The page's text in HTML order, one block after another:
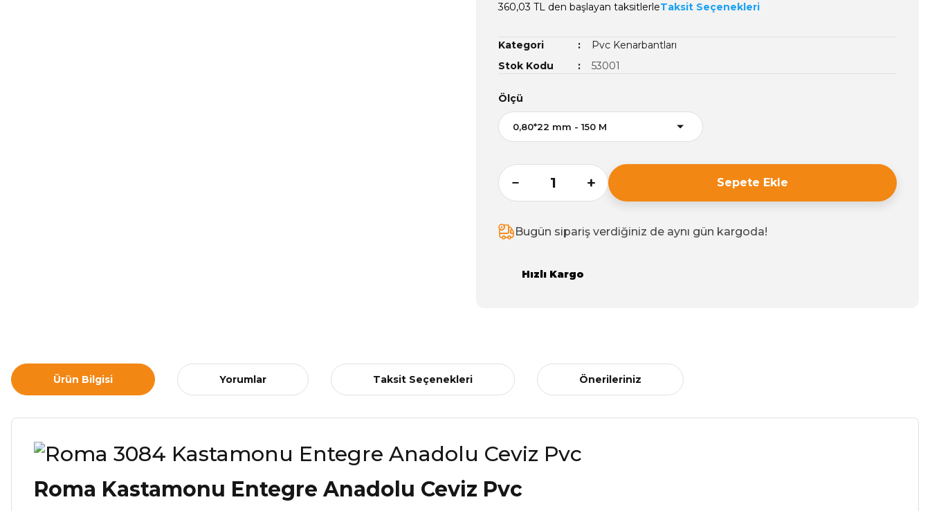
360,03 TL den başlayan taksitlerleTaksit Seçenekleri
Kategori
Pvc Kenarbantları
Stok Kodu
53001
Ölçü
Sepete Ekle
Bugün sipariş verdiğiniz de aynı gün kargoda!
Hızlı Kargo
Ürün Bilgisi Yorumlar Taksit Seçenekleri Önerileriniz
Roma Kastamonu Entegre Anadolu Ceviz Pvc